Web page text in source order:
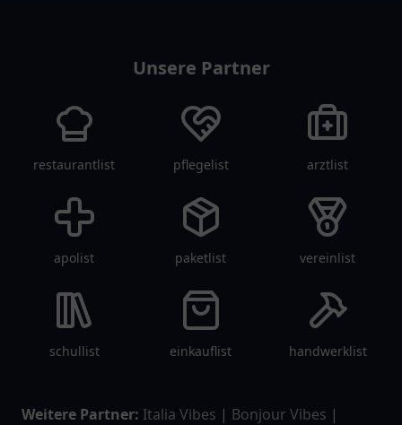
Unsere Partner
restaurantlist pflegelist arztlist
apolist paketlist vereinlist
schullist einkauflist handwerklist
Weitere Partner: Italia Vibes | Bonjour Vibes |